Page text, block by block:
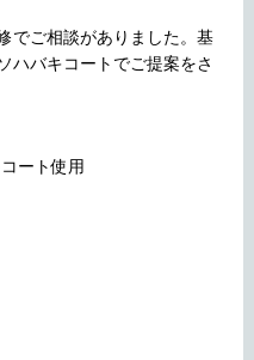
でご相談がありました。基
ハバキコートでご提案をさ
ート使用